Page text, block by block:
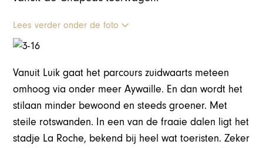
Lees verder onder de foto
Vanuit Luik gaat het parcours zuidwaarts meteen
omhoog via onder meer Aywaille. En dan wordt het
stilaan minder bewoond en steeds groener. Met
steile rotswanden. In een van de fraaie dalen ligt het
stadje La Roche, bekend bij heel wat toeristen. Zeker